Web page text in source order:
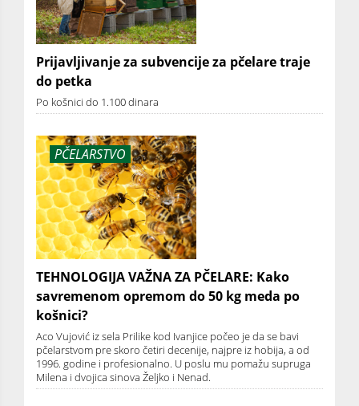
Prijavljivanje za subvencije za pčelare traje
do petka
Po košnici do 1.100 dinara
PČELARSTVO
TEHNOLOGIJA VAŽNA ZA PČELARE: Kako
savremenom opremom do 50 kg meda po
košnici?
Aco Vujović iz sela Prilike kod Ivanjice počeo je da se bavi
pčelarstvom pre skoro četiri decenije, najpre iz hobija, a od
1996. godine i profesionalno. U poslu mu pomažu supruga
Milena i dvojica sinova Željko i Nenad.